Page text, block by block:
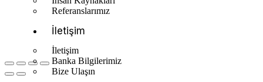
Referanslarımız
İletişim
İletişim
Banka Bilgilerimiz
Bize Ulaşın